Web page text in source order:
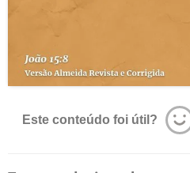
Este conteúdo foi útil?